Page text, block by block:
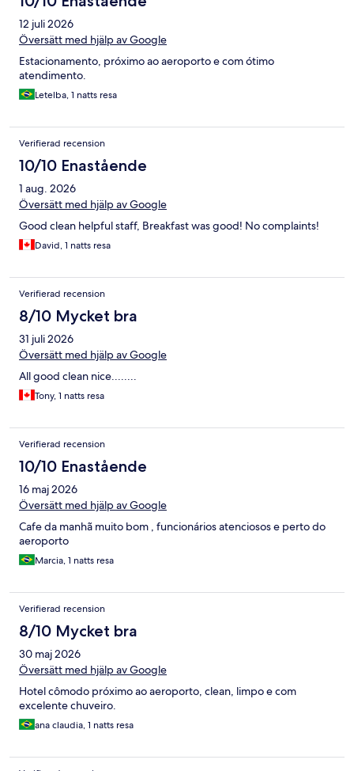
12 juli 2026
Översätt med hjälp av Google
Estacionamento, próximo ao aeroporto e com ótimo
atendimento.
Letelba, 1 natts resa
Verifierad recension
10/10 Enastående
1 aug. 2026
Översätt med hjälp av Google
Good clean helpful staff, Breakfast was good! No complaints!
David, 1 natts resa
Verifierad recension
8/10 Mycket bra
31 juli 2026
Översätt med hjälp av Google
All good clean nice........
Tony, 1 natts resa
Verifierad recension
10/10 Enastående
16 maj 2026
Översätt med hjälp av Google
Cafe da manhã muito bom , funcionários atenciosos e perto do
aeroporto
Marcia, 1 natts resa
Verifierad recension
8/10 Mycket bra
30 maj 2026
Översätt med hjälp av Google
Hotel cômodo próximo ao aeroporto, clean, limpo e com
excelente chuveiro.
ana claudia, 1 natts resa